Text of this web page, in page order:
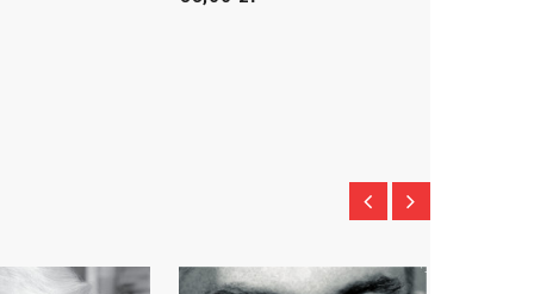
cywilizacji chińskiej.
wcześniejszych części studium.
Analizy te mają fundamentalne
którym myśl filozofa rozwijała się w